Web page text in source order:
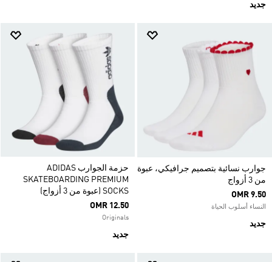
جديد
جوارب نسائية بتصميم جرافيكي، عبوة
من 3 أزواج
OMR 9.50
النساء أسلوب الحياة
جديد
حزمة الجوارب ADIDAS
SKATEBOARDING PREMIUM
SOCKS (عبوة من 3 أزواج)
OMR 12.50
Originals
جديد